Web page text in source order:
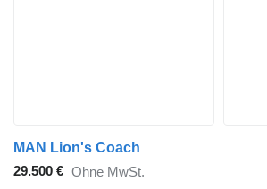
MAN Lion's Coach
29.500 € Ohne MwSt.